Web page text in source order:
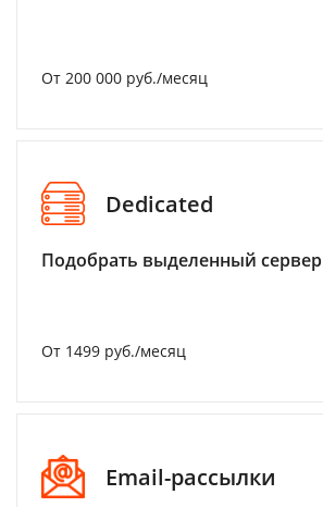
От 200 000 руб./месяц
Dedicated
Подобрать выделенный сервер
От 1499 руб./месяц
Email-рассылки